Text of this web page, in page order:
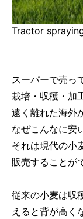
Tractor
スーパーで売っ
栽培・収穫・加
遠く離れた海外
なぜこんなに安
それは現代の小
販売することが
従来の小麦は収
えると背が高く